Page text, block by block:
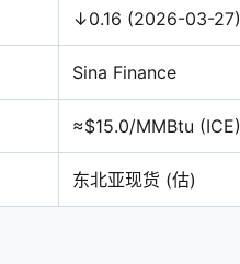
↓0.16 (2026-03-27)
Sina Finance
≈$15.0/MMBtu (ICE)
东北亚现货 (估)